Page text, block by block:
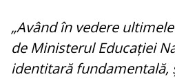
„Având în vedere
de Ministerul Educației
identitară